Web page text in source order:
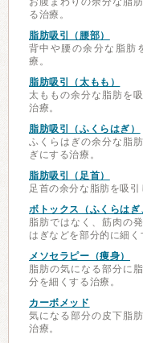
る治療。
脂肪吸引（腰部）
背中や腰の余分な脂肪
療。
脂肪吸引（太もも）
太ももの余分な脂肪を
治療。
脂肪吸引（ふくらはぎ）
ふくらはぎの余分な脂
ぎにする治療。
脂肪吸引（足首）
足首の余分な脂肪を吸引
ボトックス（ふくらはぎ
脂肪ではなく、筋肉の
はぎなどを部分的に細く
メソセラピー（痩身）
脂肪の気になる部分に
分を細くする治療。
カーボメッド
気になる部分の皮下脂
治療。